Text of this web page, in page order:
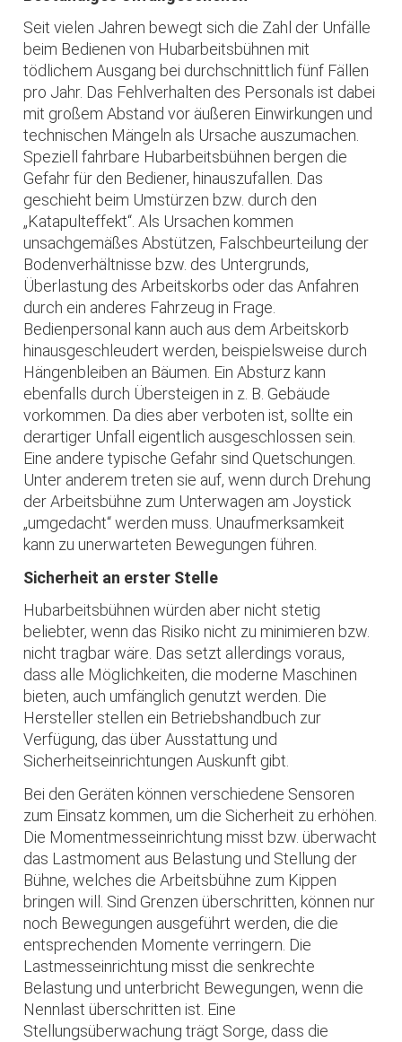
Seit vielen Jahren bewegt sich die Zahl der Unfälle
beim Bedienen von Hubarbeitsbühnen mit
tödlichem Ausgang bei durchschnittlich fünf Fällen
pro Jahr. Das Fehlverhalten des Personals ist dabei
mit großem Abstand vor äußeren Einwirkungen und
technischen Mängeln als Ursache auszumachen.
Speziell fahrbare Hubarbeitsbühnen bergen die
Gefahr für den Bediener, hinauszufallen. Das
geschieht beim Umstürzen bzw. durch den
„Katapulteffekt“. Als Ursachen kommen
unsachgemäßes Abstützen, Falschbeurteilung der
Bodenverhältnisse bzw. des Untergrunds,
Überlastung des Arbeitskorbs oder das Anfahren
durch ein anderes Fahrzeug in Frage.
Bedienpersonal kann auch aus dem Arbeitskorb
hinausgeschleudert werden, beispielsweise durch
Hängenbleiben an Bäumen. Ein Absturz kann
ebenfalls durch Übersteigen in z. B. Gebäude
vorkommen. Da dies aber verboten ist, sollte ein
derartiger Unfall eigentlich ausgeschlossen sein.
Eine andere typische Gefahr sind Quetschungen.
Unter anderem treten sie auf, wenn durch Drehung
der Arbeitsbühne zum Unterwagen am Joystick
„umgedacht“ werden muss. Unaufmerksamkeit
kann zu unerwarteten Bewegungen führen.
Sicherheit an erster Stelle
Hubarbeitsbühnen würden aber nicht stetig
beliebter, wenn das Risiko nicht zu minimieren bzw.
nicht tragbar wäre. Das setzt allerdings voraus,
dass alle Möglichkeiten, die moderne Maschinen
bieten, auch umfänglich genutzt werden. Die
Hersteller stellen ein Betriebshandbuch zur
Verfügung, das über Ausstattung und
Sicherheitseinrichtungen Auskunft gibt.
Bei den Geräten können verschiedene Sensoren
zum Einsatz kommen, um die Sicherheit zu erhöhen.
Die Momentmesseinrichtung misst bzw. überwacht
das Lastmoment aus Belastung und Stellung der
Bühne, welches die Arbeitsbühne zum Kippen
bringen will. Sind Grenzen überschritten, können nur
noch Bewegungen ausgeführt werden, die die
entsprechenden Momente verringern. Die
Lastmesseinrichtung misst die senkrechte
Belastung und unterbricht Bewegungen, wenn die
Nennlast überschritten ist. Eine
Stellungsüberwachung trägt Sorge, dass die